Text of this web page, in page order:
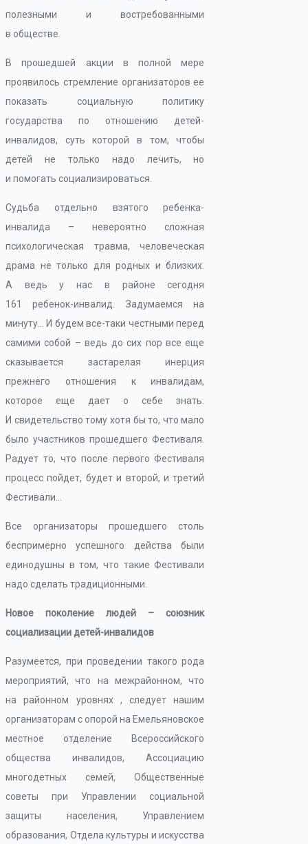
полезными и востребованными
в обществе.
В прошедшей акции в полной мере
проявилось стремление организаторов ее
показать социальную политику
государства по отношению детей-
инвалидов, суть которой в том, чтобы
детей не только надо лечить, но
и помогать социализироваться.
Судьба отдельно взятого ребенка-
инвалида – невероятно сложная
психологическая травма, человеческая
драма не только для родных и близких.
А ведь у нас в районе сегодня
161 ребенок-инвалид. Задумаемся на
минуту… И будем все-таки честными перед
самими собой – ведь до сих пор все еще
сказывается застарелая инерция
прежнего отношения к инвалидам,
которое еще дает о себе знать.
И свидетельство тому хотя бы то, что мало
было участников прошедшего Фестиваля.
Радует то, что после первого Фестиваля
процесс пойдет, будет и второй, и третий
Фестивали…
Все организаторы прошедшего столь
беспримерно успешного действа были
единодушны в том, что такие Фестивали
надо сделать традиционными.
Новое поколение людей – союзник
социализации детей-инвалидов
Разумеется, при проведении такого рода
мероприятий, что на межрайонном, что
на районном уровнях , следует нашим
организаторам с опорой на Емельяновское
местное отделение Всероссийского
общества инвалидов, Ассоциацию
многодетных семей, Общественные
советы при Управлении социальной
защиты населения, Управлением
образования, Отдела культуры и искусства